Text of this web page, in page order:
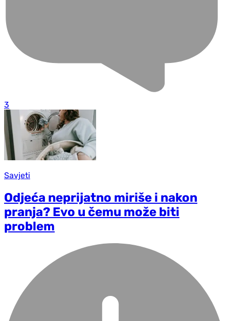
3
Savjeti
Odjeća neprijatno miriše i nakon
pranja? Evo u čemu može biti
problem